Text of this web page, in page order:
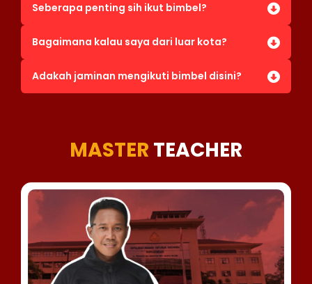
Seberapa penting sih ikut bimbel?
Bagaimana kalau saya dari luar kota?
Adakah jaminan mengikuti bimbel disini?
MASTER TEACHER